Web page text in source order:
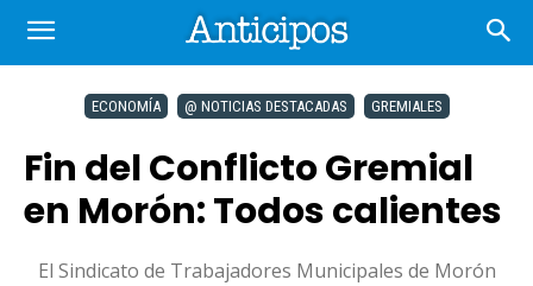
ECONOMÍA @ NOTICIAS DESTACADAS GREMIALES
Fin del Conflicto Gremial
en Morón: Todos calientes
El Sindicato de Trabajadores Municipales de Morón